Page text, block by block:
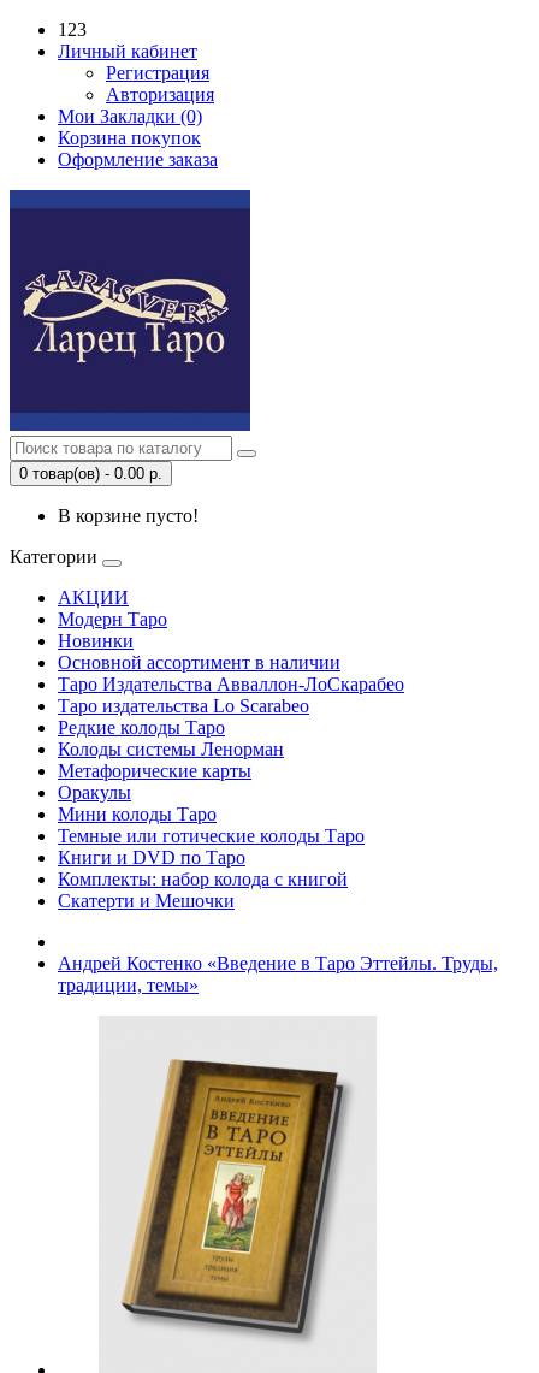
123
Личный кабинет
Регистрация
Авторизация
Мои Закладки (0)
Корзина покупок
Оформление заказа
0 товар(ов) - 0.00 р.
В корзине пусто!
Категории
АКЦИИ
Модерн Таро
Новинки
Основной ассортимент в наличии
Таро Издательства Авваллон-ЛоСкарабео
Таро издательства Lo Scarabeo
Редкие колоды Таро
Колоды системы Ленорман
Метафорические карты
Оракулы
Мини колоды Таро
Темные или готические колоды Таро
Книги и DVD по Таро
Комплекты: набор колода с книгой
Скатерти и Мешочки
Андрей Костенко «Введение в Таро Эттейлы. Труды,
традиции, темы»